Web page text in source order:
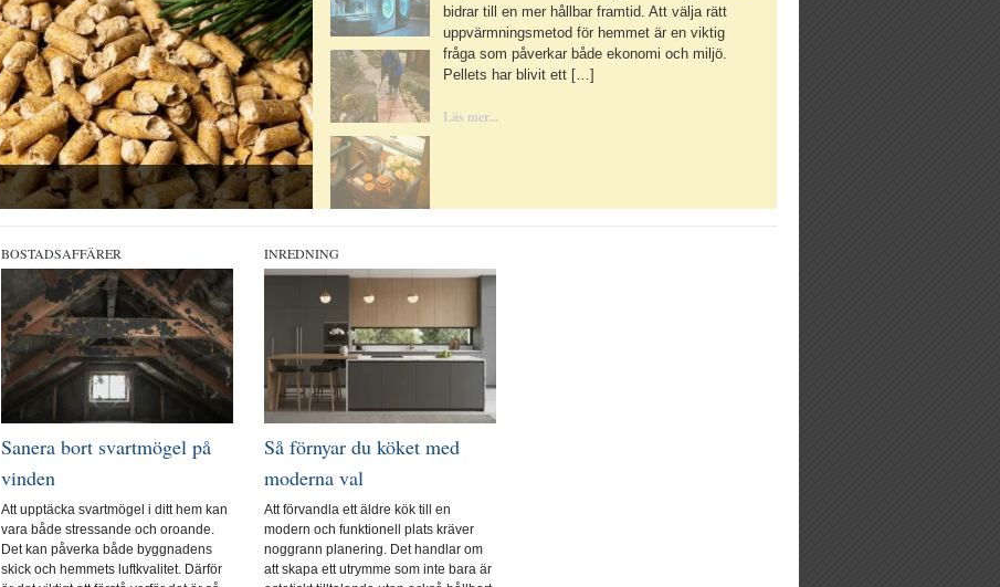
bidrar till en mer hållbar framtid. Att välja rätt
uppvärmningsmetod för hemmet är en viktig
fråga som påverkar både ekonomi och miljö.
Pellets har blivit ett […]
Läs mer...
BOSTADSAFFÄRER
Sanera bort svartmögel på
vinden
Att upptäcka svartmögel i ditt hem kan
vara både stressande och oroande.
Det kan påverka både byggnadens
skick och hemmets luftkvalitet. Därför
INREDNING
Så förnyar du köket med
moderna val
Att förvandla ett äldre kök till en
modern och funktionell plats kräver
noggrann planering. Det handlar om
att skapa ett utrymme som inte bara är